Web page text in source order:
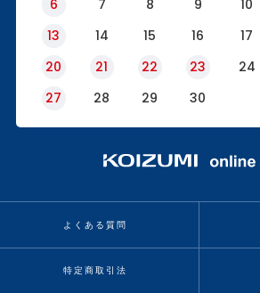
6
7 8 9 10
13
14 15 16 17
20
21 22 23 24
27
28 29 30
よくある質問
特定商取引法